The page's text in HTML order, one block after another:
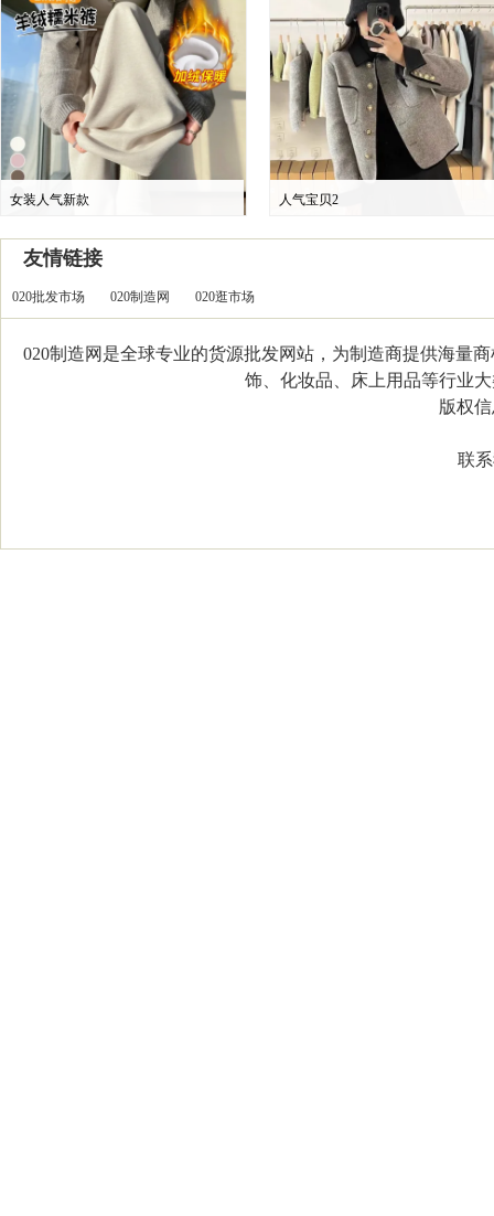
女装人气新款 人气宝贝2
友情链接
020批发市场 020制造网 020逛市场
020制造网是全球专业的货源批发网站，为制造商提供海量
饰、化妆品、床上用品等行业
版权信
联